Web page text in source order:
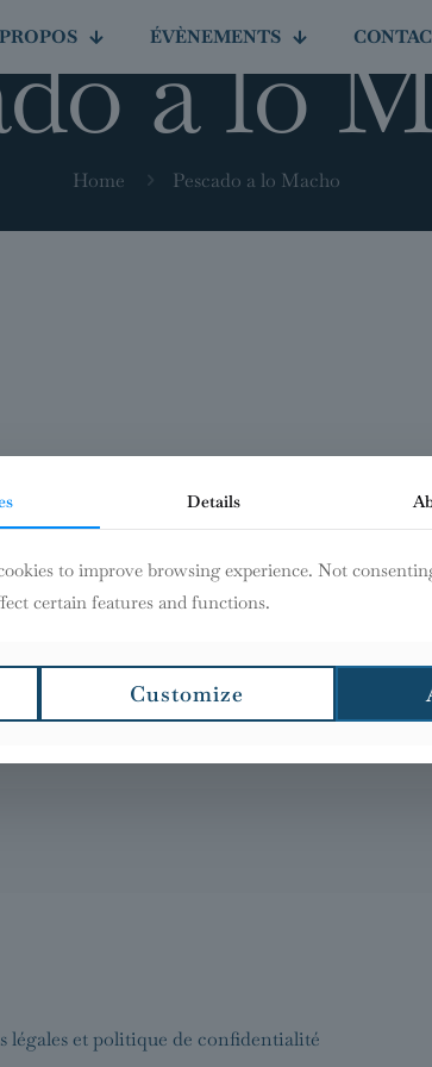
ÉVÈNEMENTS
a lo
Home Pescado a lo Macho
légales et politique de confidentialité
Details
to improve browsing experience. Not
certain features and functions.
Customize